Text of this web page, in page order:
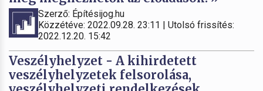
Szerző: Építésijog.hu
Közzétéve: 2022.09.28. 23:11 | Utolsó frissítés:
2022.12.20. 15:42
Veszélyhelyzet - A kihirdetett
veszélyhelyzetek felsorolása,